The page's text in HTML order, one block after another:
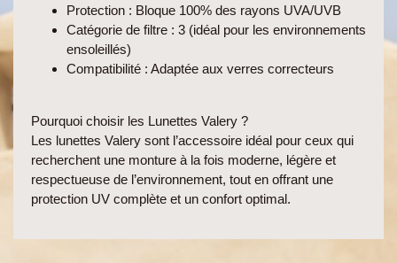
Protection : Bloque 100% des rayons UVA/UVB
Catégorie de filtre : 3 (idéal pour les environnements
ensoleillés)
Compatibilité : Adaptée aux verres correcteurs
Pourquoi choisir les Lunettes Valery ?
Les lunettes Valery sont l’accessoire idéal pour ceux qui
recherchent une monture à la fois moderne, légère et
respectueuse de l’environnement, tout en offrant une
protection UV complète et un confort optimal.